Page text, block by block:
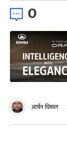
0
आर्यन धिमाल